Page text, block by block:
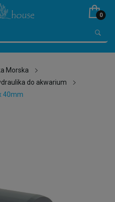
0
Morska
do akwarium
40mm